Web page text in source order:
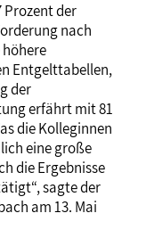
Prozent der
nach
Entgelttabellen,
der
erfährt mit 81
die Kolleginnen
eine große
die Ergebnisse
sagte der
am 13. Mai